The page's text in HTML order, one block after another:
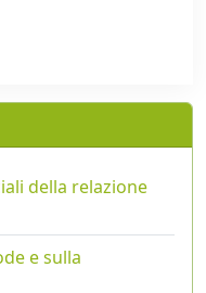
della relazione
e sulla